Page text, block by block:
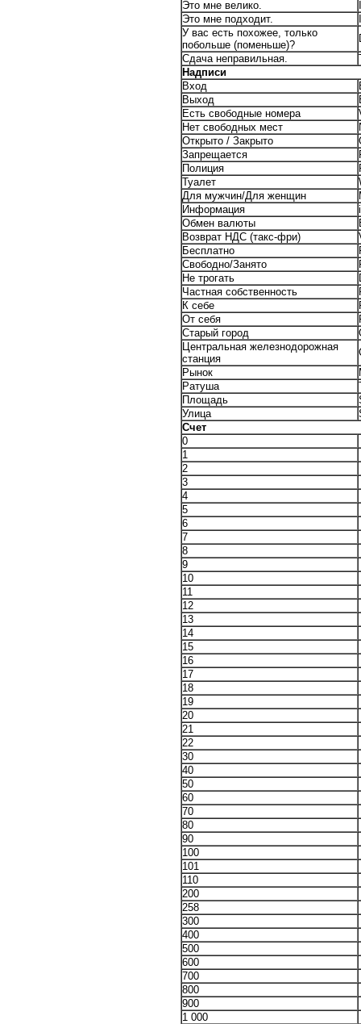
Это мне велико.
Это мне подходит.
У вас есть похожее, только
побольше (поменьше)?
Сдача неправильная.
Надписи
Вход
Выход
Есть свободные номера
Нет свободных мест
Открыто / Закрыто
Запрещается
Полиция
Туалет
Для мужчин/Для женщин
Информация
Обмен валюты
Возврат НДС (такс-фри)
Бесплатно
Свободно/Занято
Не трогать
Частная собственность
К себе
От себя
Старый город
Центральная железнодорожная
станция
Рынок
Ратуша
Площадь
Улица
Счет
0
1
2
3
4
5
6
7
8
9
10
11
12
13
14
15
16
17
18
19
20
21
22
30
40
50
60
70
80
90
100
101
110
200
258
300
400
500
600
700
800
900
1 000